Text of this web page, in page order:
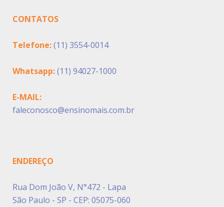
CONTATOS
Telefone:(11) 3554-0014
Whatsapp:(11) 94027-1000
E-MAIL:
faleconosco@ensinomais.com.br
ENDEREÇO
Rua Dom João V, N°472 - Lapa
São Paulo - SP - CEP: 05075-060